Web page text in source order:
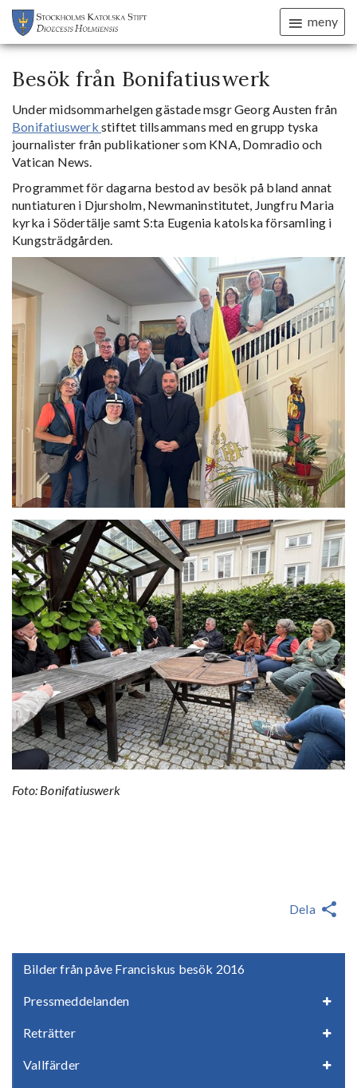
meny
Bilder från påve Franciskus besök 2016
Pressmeddelanden
Reträtter
Vallfärder
Besök från Bonifatiuswerk
Under midsommarhelgen gästade msgr Georg Austen från
Bonifatiuswerk stiftet tillsammans med en grupp tyska
journalister från publikationer som KNA, Domradio och
Vatican News.
Programmet för dagarna bestod av besök på bland annat
nuntiaturen i Djursholm, Newmaninstitutet, Jungfru Maria
kyrka i Södertälje samt S:ta Eugenia katolska församling i
Kungsträdgården.
Foto: Bonifatiuswerk
Dela